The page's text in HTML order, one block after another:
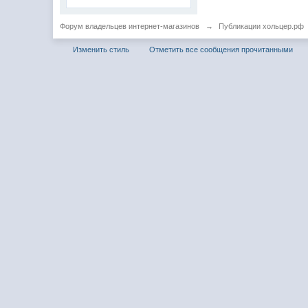
Форум владельцев интернет-магазинов → Публикации хольцер.рф
Изменить стиль Отметить все сообщения прочитанными